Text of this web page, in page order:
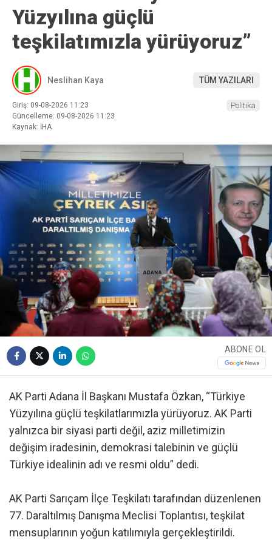
Yüzyılına güçlü
teşkilatımızla yürüyoruz”
Neslihan Kaya TÜM YAZILARI
Giriş: 09-08-2026 11:23
Güncelleme: 09-08-2026 11:23
Kaynak: İHA
Politika
ABONE OL
AK Parti Adana İl Başkanı Mustafa Özkan, “Türkiye
Yüzyılına güçlü teşkilatlarımızla yürüyoruz. AK Parti
yalnızca bir siyasi parti değil, aziz milletimizin
değişim iradesinin, demokrasi talebinin ve güçlü
Türkiye idealinin adı ve resmi oldu” dedi.
AK Parti Sarıçam İlçe Teşkilatı tarafından düzenlenen
77. Daraltılmış Danışma Meclisi Toplantısı, teşkilat
mensuplarının yoğun katılımıyla gerçekleştirildi.